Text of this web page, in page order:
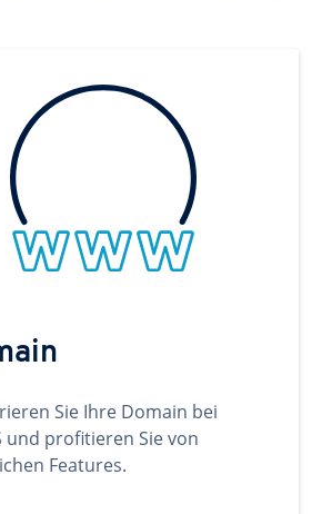
Sie Ihre Domain bei
und profitieren Sie von
Features.